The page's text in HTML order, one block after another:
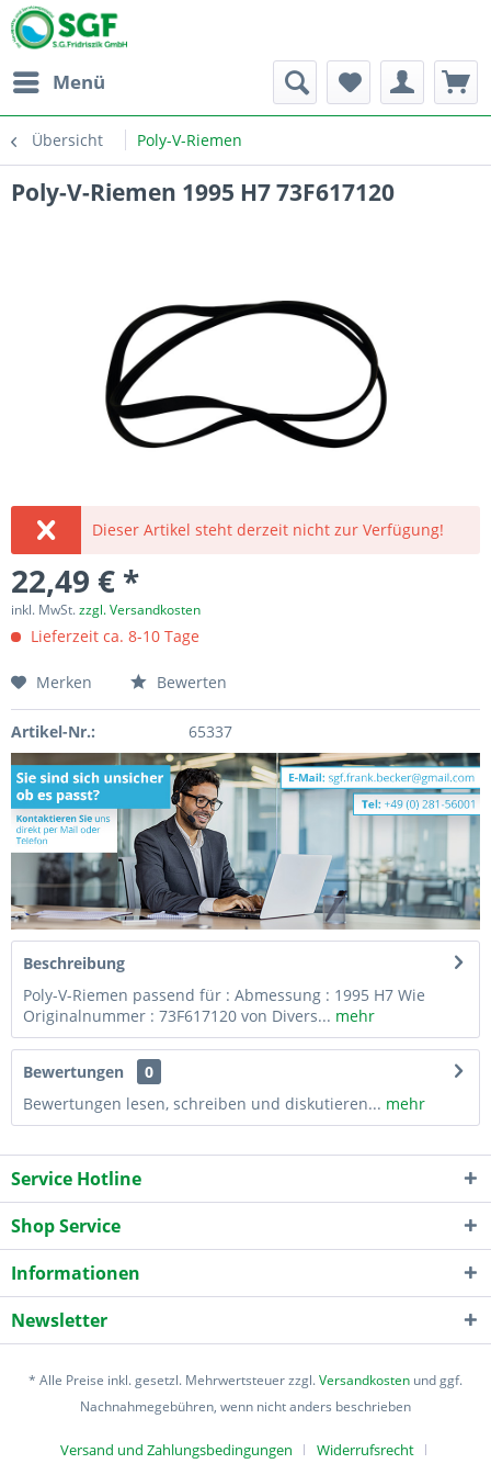
Menü
Übersicht Poly-V-Riemen
Poly-V-Riemen 1995 H7 73F617120
Dieser Artikel steht derzeit nicht zur Verfügung!
22,49 € *
inkl. MwSt.zzgl. Versandkosten
Lieferzeit ca. 8-10 Tage
Merken Bewerten
Artikel-Nr.: 65337
Beschreibung
Poly-V-Riemen passend für : Abmessung : 1995 H7 Wie
Originalnummer : 73F617120 von Divers... mehr
Bewertungen
0
Bewertungen lesen, schreiben und diskutieren... mehr
Service Hotline
Shop Service
Informationen
Newsletter
* Alle Preise inkl. gesetzl. Mehrwertsteuer zzgl.Versandkosten und ggf.
Nachnahmegebühren, wenn nicht anders beschrieben
Versand und Zahlungsbedingungen Widerrufsrecht